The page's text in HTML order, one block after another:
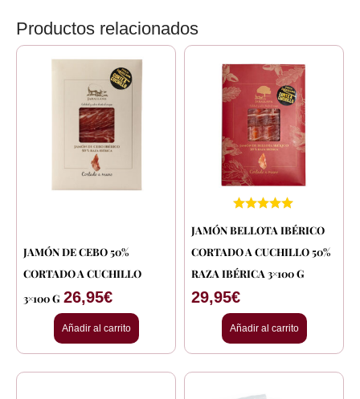
Productos relacionados
JAMÓN DE CEBO 50%
CORTADO A CUCHILLO
3×100 G 26,95€
Añadir al carrito
JAMÓN BELLOTA IBÉRICO
CORTADO A CUCHILLO 50%
RAZA IBÉRICA 3×100 G
29,95€
Añadir al carrito